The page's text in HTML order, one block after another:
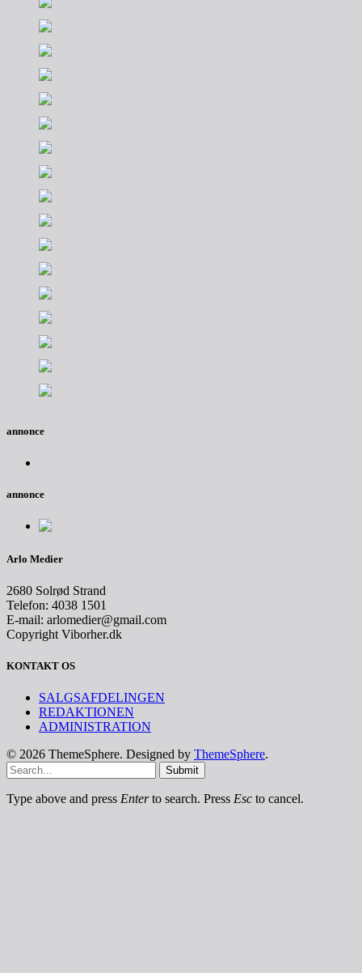
annonce
annonce
Arlo Medier
2680 Solrød Strand
Telefon: 4038 1501
E-mail: arlomedier@gmail.com
Copyright Viborher.dk
KONTAKT OS
SALGSAFDELINGEN
REDAKTIONEN
ADMINISTRATION
© 2026 ThemeSphere. Designed by ThemeSphere.
Submit
Type above and press Enterto search. Press Esc to cancel.